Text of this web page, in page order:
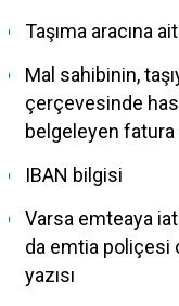
Taşıma aracına
Mal sahibinin,
çerçevesinde
belgeleyen fatura
IBAN bilgisi
Varsa emteaya
da emtia poliçesi
yazısı